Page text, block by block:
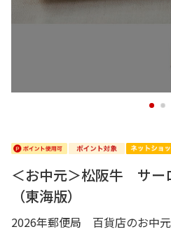
1 2
＜お中元＞松阪牛 サー
（東海版）
2026年郵便局 百貨店のお中元